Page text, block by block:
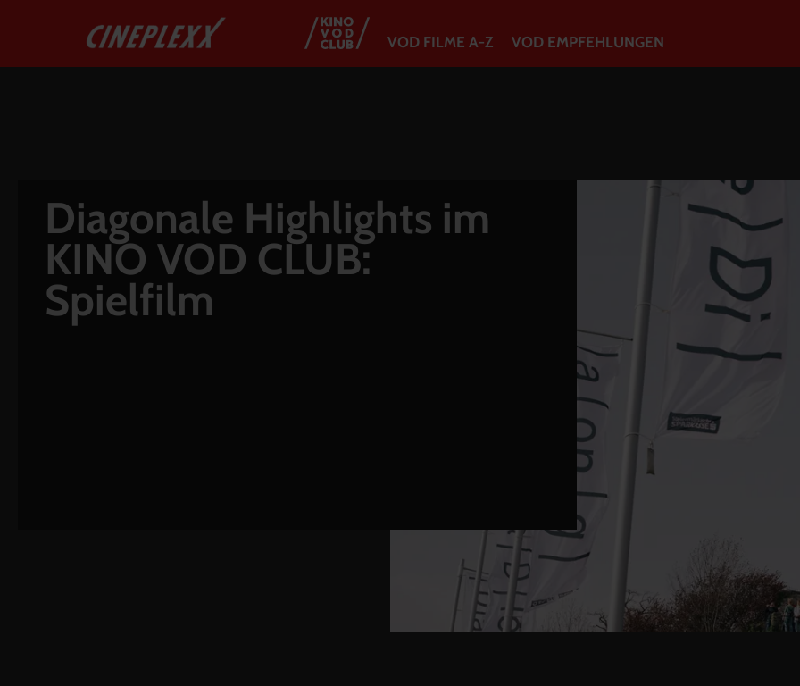
So geht’s
Warenkorb
VOD FILME A-Z VOD EMPFEHLUNGEN
Diagonale Highlights im
KINO VOD CLUB:
Spielfilm